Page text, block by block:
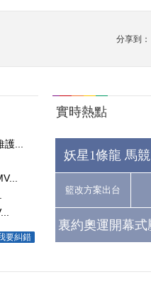
分享到：
...
要糾錯
實時熱點
妖星1條龍 馬
籃改方案出台
裏約奧運開幕式